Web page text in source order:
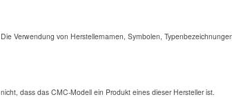
Die Verwendung von Herstellernamen, Symbolen,
nicht, dass das CMC-Modell ein Produkt eines dieser Hersteller ist.